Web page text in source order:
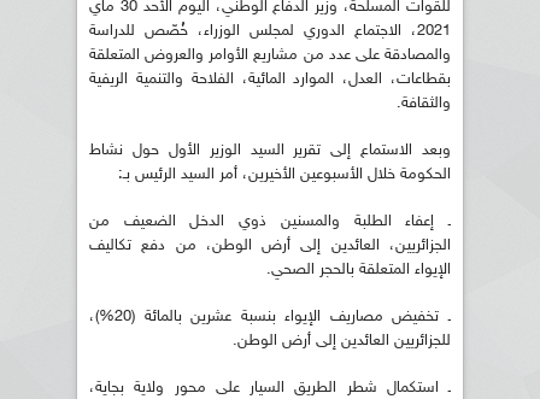
للقوات المسلحة، وزير الدفاع الوطني، اليوم الأحد 30 ماي
2021، الاجتماع الدوري لمجلس الوزراء، خُصّص للدراسة
والمصادقة على عدد من مشاريع الأوامر والعروض المتعلقة
بقطاعات، العدل، الموارد المائية، الفلاحة والتنمية الريفية
والثقافة.
وبعد الاستماع إلى تقرير السيد الوزير الأول حول نشاط
الحكومة خلال الأسبوعين الأخيرين، أمر السيد الرئيس بـ:
ـ إعفاء الطلبة والمسنين ذوي الدخل الضعيف من
الجزائريين، العائدين إلى أرض الوطن، من دفع تكاليف
الإيواء المتعلقة بالحجر الصحي.
ـ تخفيض مصاريف الإيواء بنسبة عشرين بالمائة (20%)،
للجزائريين العائدين إلى أرض الوطن.
ـ استكمال شطر الطريق السيار على محور ولاية بجاية،